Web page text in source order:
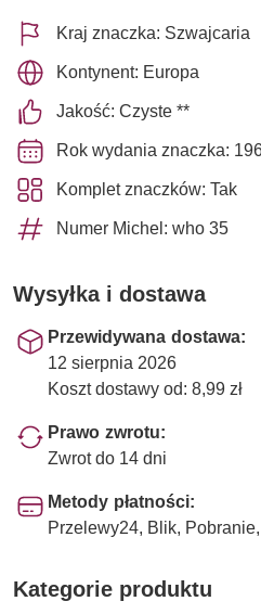
Kraj znaczka: Szwajcaria
Kontynent: Europa
Jakość: Czyste **
Rok wydania znaczka:
Komplet znaczków: Tak
Numer Michel: who 35
Wysyłka i dostawa
Przewidywana dostawa:
12 sierpnia 2026
Koszt dostawy od: 8,99 zł
Prawo zwrotu:
Zwrot do 14 dni
Metody płatności:
Przelewy24, Blik,
Kategorie produktu